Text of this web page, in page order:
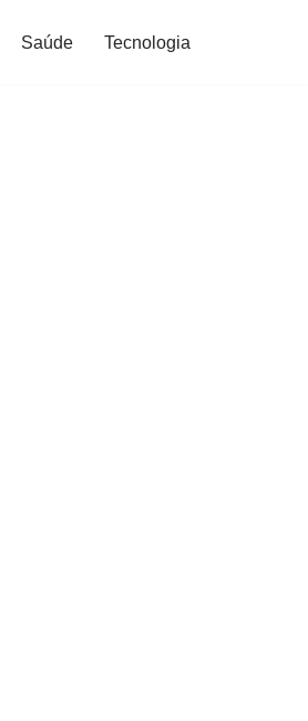
Saúde Tecnologia